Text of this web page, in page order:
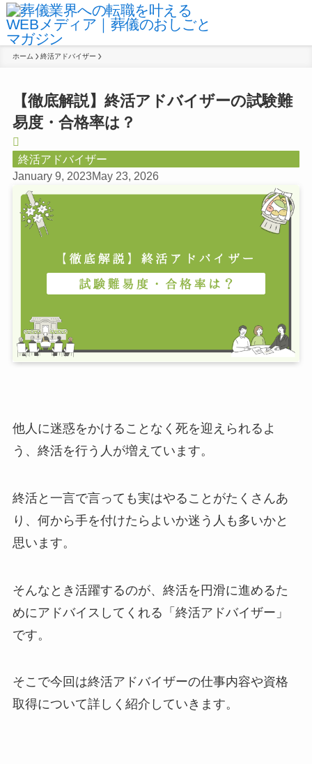
ホーム 終活アドバイザー
【徹底解説】終活アドバイザーの試験難
易度・合格率は？
終活アドバイザー
January 9, 2023May 23, 2026
他人に迷惑をかけることなく死を迎えられるよ
う、終活を行う人が増えています。
終活と一言で言っても実はやることがたくさんあ
り、何から手を付けたらよいか迷う人も多いかと
思います。
そんなとき活躍するのが、終活を円滑に進めるた
めにアドバイスしてくれる「終活アドバイザー」
です。
そこで今回は終活アドバイザーの仕事内容や資格
取得について詳しく紹介していきます。